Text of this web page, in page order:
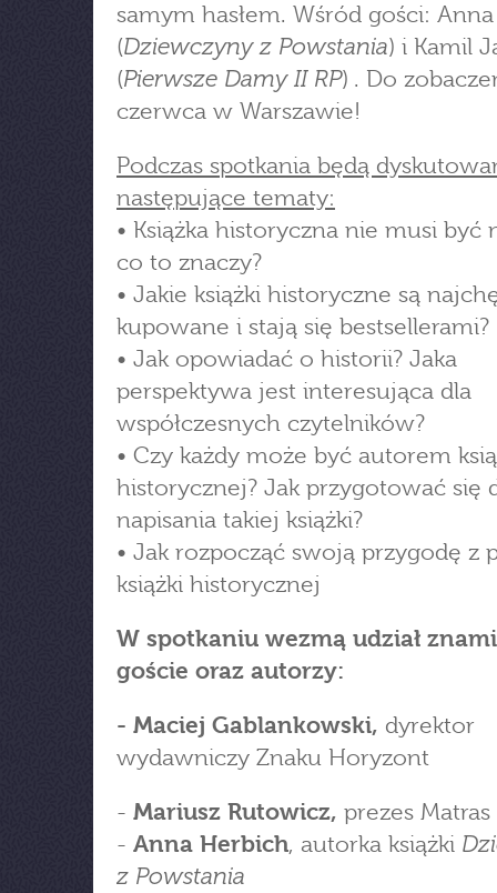
samym hasłem. Wśród gości:
(Dziewczyny z Powstania) i Kamil
(Pierwsze Damy II RP) . Do
czerwca w Warszawie!
Podczas spotkania będą
następujące tematy:
• Książka historyczna nie musi być
co to znaczy?
• Jakie książki historyczne są
kupowane i stają się bestsellerami?
• Jak opowiadać o historii? Jaka
perspektywa jest interesująca dla
współczesnych czytelników?
• Czy każdy może być autorem
historycznej? Jak przygotować się
napisania takiej książki?
• Jak rozpocząć swoją przygodę z
książki historycznej
W spotkaniu wezmą udział
goście oraz autorzy:
- Maciej Gablankowski, dyrektor
wydawniczy Znaku Horyzont
- Mariusz Rutowicz, prezes Matras
- Anna Herbich, autorka książki
z Powstania